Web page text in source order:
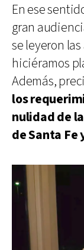
En ese
gran
se leyeron
hiciéramos
Además,
los
nulidad de
de Santa Fe